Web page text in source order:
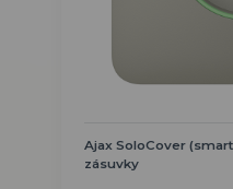
Ajax SoloCover
zásuvky